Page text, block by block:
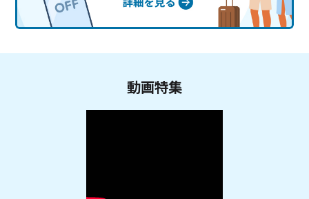
動画特集